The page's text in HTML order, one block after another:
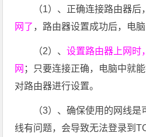
（1）、正确连接路由器后
网了 ，路由器设置成功后，电
（2）、设置路由器上网时
网 ；只要连接正确，电脑中就
对路由器进行设置。
（3）、确保使用的网线
线有问题，会导致无法登录到